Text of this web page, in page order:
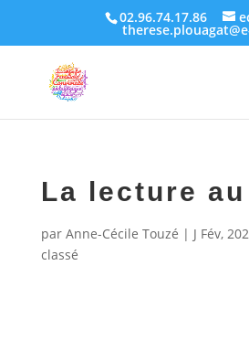
02.96.74.17.86
La lecture au
par Anne-Cécile Touzé | J Fév,
classé